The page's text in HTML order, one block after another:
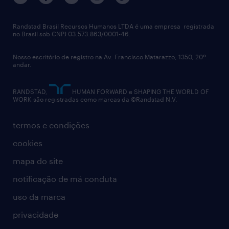
imprensa
políticas corporativas
relatório anual
termos e condições
cookies
mapa do site
notificação de má conduta
uso da marca
privacidade
Randstad Brasil Recursos Humanos LTDA é uma empresa registrada
no Brasil sob CNPJ 03.573.863/0001-46.
Nosso escritório de registro na Av. Francisco Matarazzo, 1350, 20º
andar.
RANDSTAD,
HUMAN FORWARD e SHAPING THE WORLD OF
WORK são registradas como marcas da ©Randstad N.V.